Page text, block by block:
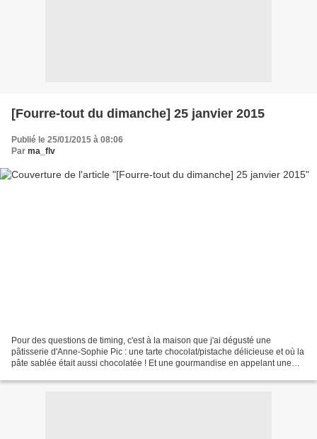
[Fourre-tout du dimanche] 25 janvier 2015
Publié le 25/01/2015 à 08:06
Par ma_flv
Pour des questions de timing, c'est à la maison que j'ai dégusté une
pâtisserie d'Anne-Sophie Pic : une tarte chocolat/pistache délicieuse et où la
pâte sablée était aussi chocolatée ! Et une gourmandise en appelant une